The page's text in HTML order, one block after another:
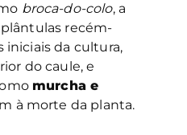
broca-do-colo, a
plântulas recém-
iniciais da cultura,
do caule, e
murcha e
à morte da planta.